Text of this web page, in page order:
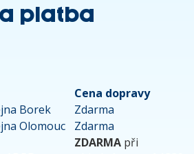
platba
Cena dopravy
Borek
Zdarma
Olomouc
Zdarma
ZDARMA při